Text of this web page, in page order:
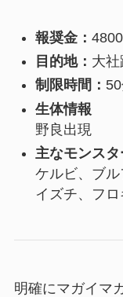
報奨金：
目的地： 大社
制限時間：
生体情報
野良出現
主なモンスタ
ケルビ、ブ
イズチ、フ
明確にマガイマ